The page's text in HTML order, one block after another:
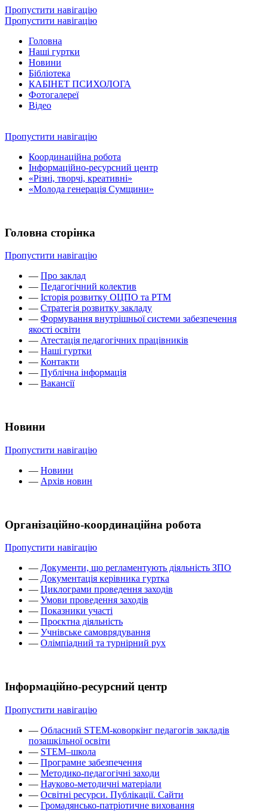
Пропустити навігацію
Пропустити навігацію
Головна
Наші гуртки
Новини
Бібліотека
КАБІНЕТ ПСИХОЛОГА
Фотогалереї
Відео
Пропустити навігацію
Координаційна робота
Інформаційно-ресурсний центр
«Різні, творчі, креативні»
«Молода генерація Сумщини»
Головна сторінка
Пропустити навігацію
— Про заклад
— Педагогічний колектив
— Історія розвитку ОЦПО та РТМ
— Стратегія розвитку закладу
— Формування внутрішньої системи забезпечення
якості освіти
— Атестація педагогічних працівників
— Наші гуртки
— Контакти
— Публічна інформація
— Вакансії
Новини
Пропустити навігацію
— Новини
— Архів новин
Організаційно-координаційна робота
Пропустити навігацію
— Документи, що регламентують діяльність ЗПО
— Документація керівника гуртка
— Циклограми проведення заходів
— Умови проведення заходів
— Показники участі
— Проєктна діяльність
— Учнівське самоврядування
— Олімпіадний та турнірний рух
Інформаційно-ресурсний центр
Пропустити навігацію
— Обласний STEM-коворкінг педагогів закладів
позашкільної освіти
— STEM–школа
— Програмне забезпечення
— Методико-педагогічні заходи
— Науково-методичні матеріали
— Освітні ресурси. Публікації. Сайти
— Громадянсько-патріотичне виховання